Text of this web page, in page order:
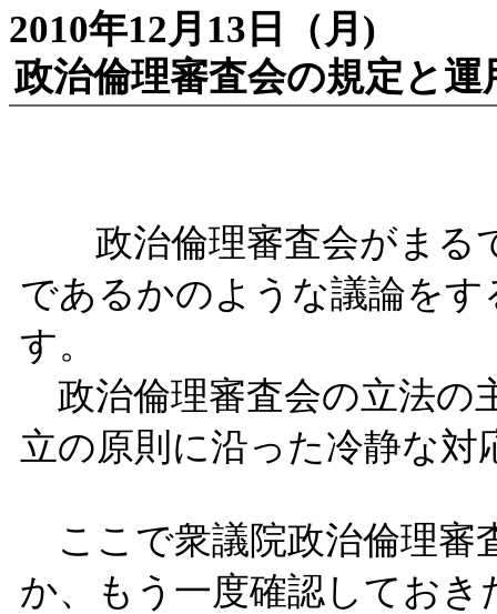
2010年12月13日（月)
政治倫理審査会の規定と
政治倫理審査会がまる
であるかのような議論を
す。
政治倫理審査会の立法の
立の原則に沿った冷静な対
ここで衆議院政治倫理審
か、もう一度確認してお